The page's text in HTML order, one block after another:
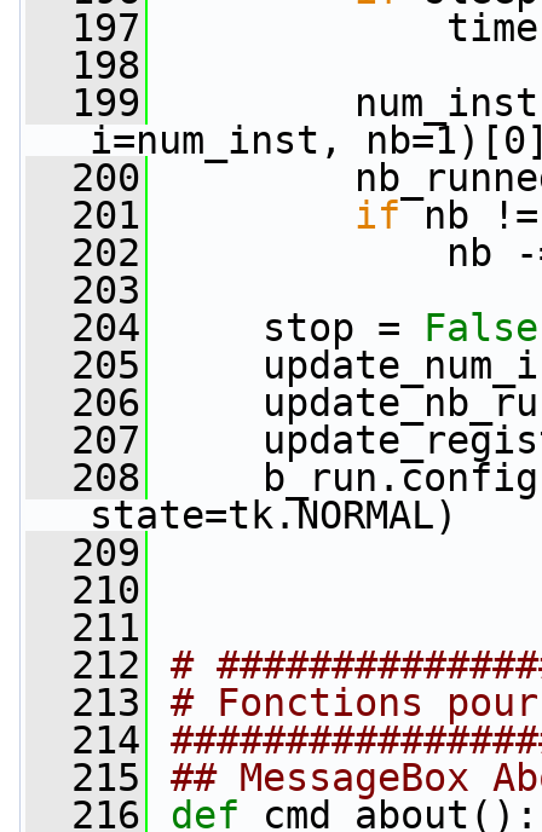
  197
  198
  199
num_inst =
i=num_inst,
  200
nb_runned
  201
if nb
  202
nb -=
  203
  204
stop = False
  205
  206
  207
  208
state=tk.NORMAL)
  209
  210
  211
  212
#
  213
# Fonctions
  214
  215
## MessageBox
  216
def cmd_about():